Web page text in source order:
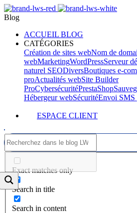
Blog
ACCUEIL BLOG
CATÉGORIES
Création de sites webNom de
webMarketingWordPressServeur
naturel SEODiversBoutiques e-
proActualités webSite Builder
ProCybersécuritéPrestaShop
Hébergeur webSécuritéEnvoi SMS
ESPACE CLIENT
Exact matches only
Search in title
Search in content